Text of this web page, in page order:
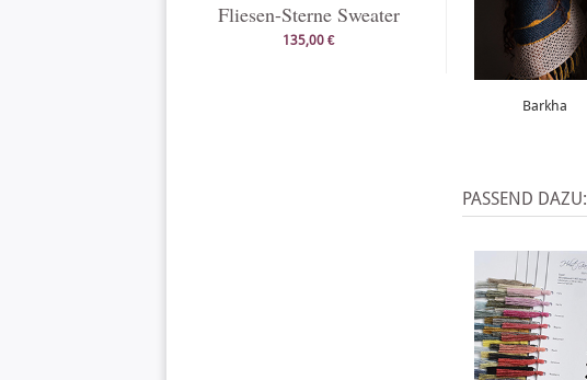
Fliesen-Sterne Sweater
135,00 €
Barkha
PASSEND DAZU: